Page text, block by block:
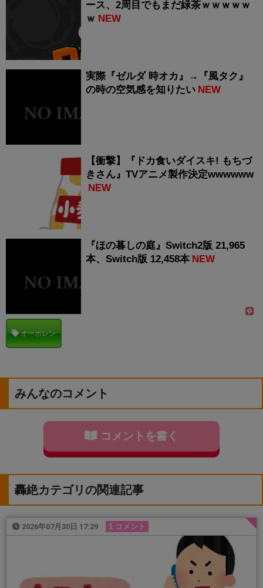
ース、2周目でもまだ緑茶ｗｗｗｗｗ
ｗ NEW
実際『ゼルダ 時オカ』→『風タク』
の時の空気感を知りたい NEW
【衝撃】『ドカ食いダイスキ! もちづ
きさん』TVアニメ製作決定wwwwww
NEW
『ほの暮しの庭』Switch2版 21,965
本、Switch版 12,458本 NEW
オーポレン
みんなのコメント
コメントを書く
轟絶カテゴリの関連記事
2026年07月30日 17:29 1 コメント